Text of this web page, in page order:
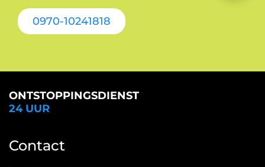
0970-10241818
ONTSTOPPINGSDIENST
24 UUR
Contact